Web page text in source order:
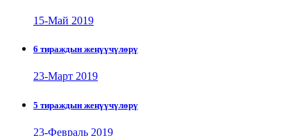
15-Май 2019
6 тираждын жеңүүчүлөрү
23-Март 2019
5 тираждын жеңүүчүлөрү
23-Февраль 2019